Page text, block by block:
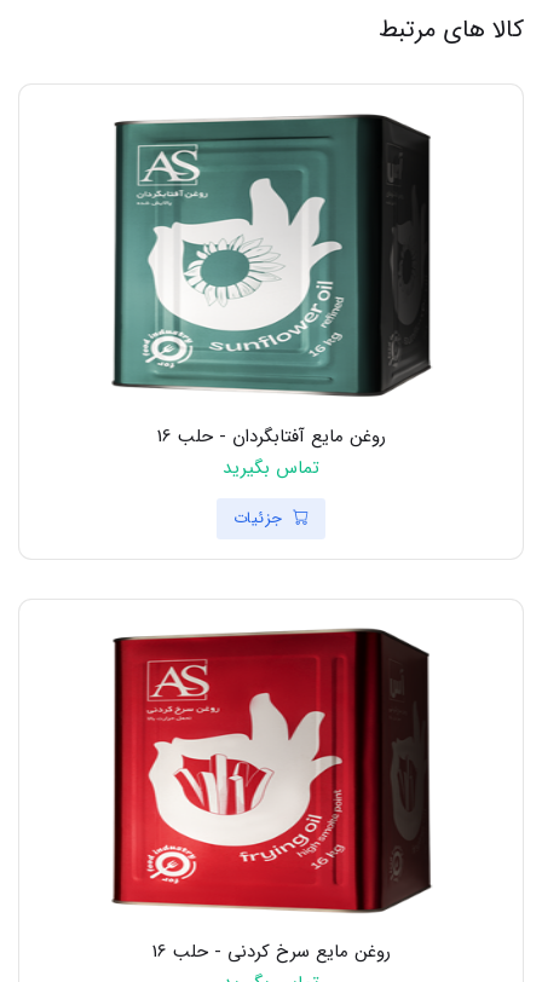
کالا های مرتبط
روغن مایع آفتابگردان - حلب 16
تماس بگیرید
جزئیات
روغن مایع سرخ کردنی - حلب 16